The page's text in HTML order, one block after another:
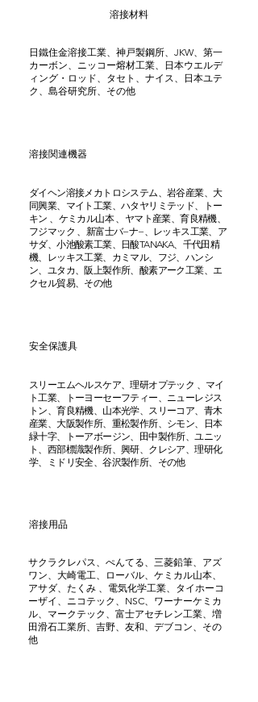
溶接材料
日鐵住金溶接工業、神戸製鋼所、JKW、第一
カーボン、ニッコー熔材工業、日本ウエルデ
ィング・ロッド、タセト、ナイス、日本ユテ
ク、島谷研究所、その他
溶接関連機器
ダイヘン溶接メカトロシステム、岩谷産業、大
同興業、マイト工業、ハタヤリミテッド、トー
キン 、ケミカル山本 、ヤマト産業、育良精機、
フジマック 、新富士バ−ナ−、レッキス工業、ア
サダ、小池酸素工業、日酸TANAKA、千代田精
機、レッキス工業、カミマル、フジ、ハンシ
ン、ユタカ、阪上製作所、酸素アーク工業、エ
クセル貿易、その他
安全保護具
スリーエムヘルスケア、理研オプテック 、マイ
ト工業、トーヨーセーフティー、ニューレジス
トン、育良精機、山本光学、スリーコア、青木
産業、大阪製作所、重松製作所、シモン、日本
緑十字、トーアボージン、田中製作所、ユニッ
ト、西部標識製作所、興研、クレシア、理研化
学、ミドリ安全、谷沢製作所、その他
溶接用品
サクラクレパス、ぺんてる、三菱鉛筆、アズ
ワン、大崎電工、ローバル、ケミカル山本、
アサダ、たくみ 、電気化学工業、タイホーコ
ーザイ、ニコテック、NSC、ワーナーケミカ
ル、マークテック、富士アセチレン工業、増
田滑石工業所、吉野、友和、デブコン、その
他